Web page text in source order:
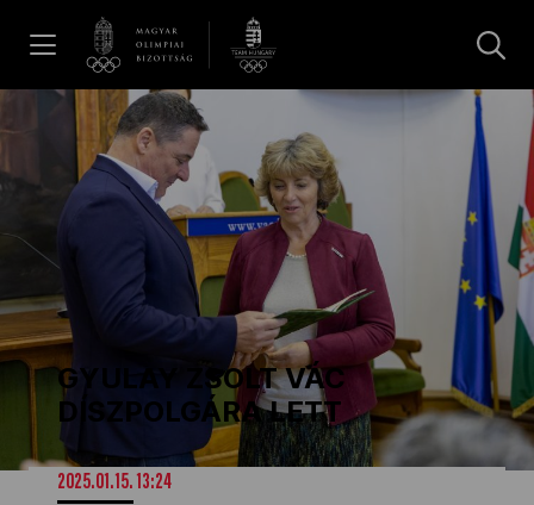
Hírek
Dakar 2026
Los Angeles 2028
MOB
GYULAY ZSOLT VÁC
DÍSZPOLGÁRA LETT
2025.01.15. 13:24